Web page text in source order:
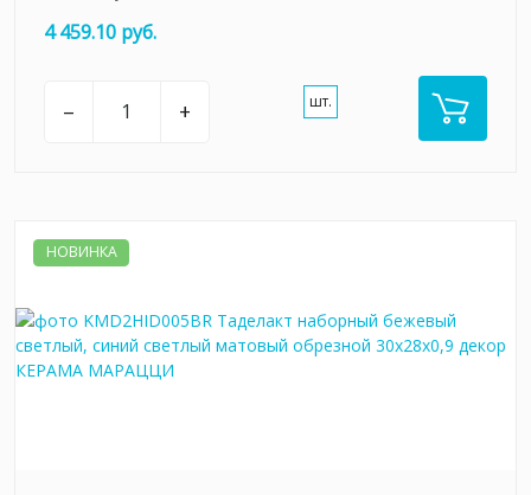
4 459.10 руб.
– + шт.
НОВИНКА